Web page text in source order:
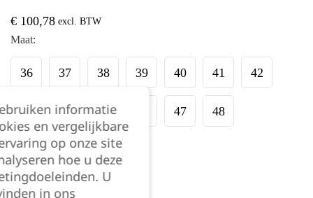
€ 100,78 excl. BTW
Maat:
36 37 38 39 40 41 42
43 44 45 47 48
Kies je aantal:
informatie
en vergelijkbare
op onze site
hoe u deze
U
in ons